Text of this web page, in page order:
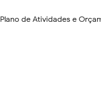
Plano de Atividades e